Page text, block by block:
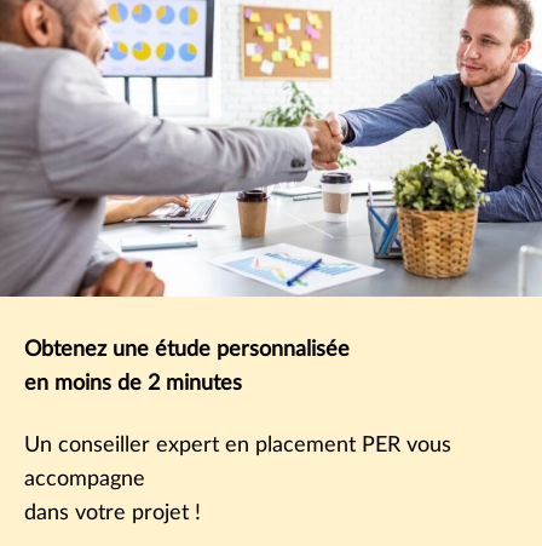
Obtenez une étude personnalisée
en moins de 2 minutes
Un conseiller expert en placement PER vous
accompagne
dans votre projet !